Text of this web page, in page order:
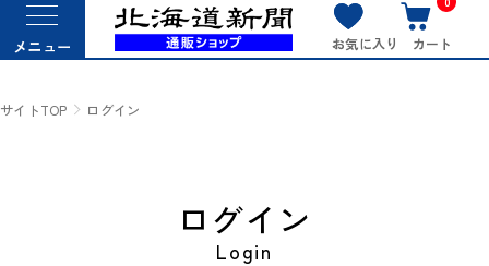
メニュー お気に入り カート
サイトTOP ログイン
ログイン
Login